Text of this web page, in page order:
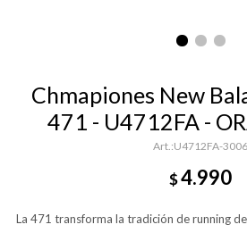
Chmapiones New
471 - U4712FA -
U4712FA-3006
$4.990
La 471 transforma la tradición de running